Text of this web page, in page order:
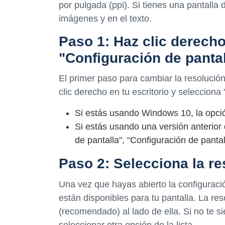
por pulgada (ppi). Si tienes una pantalla
imágenes y en el texto.
Paso 1: Haz clic
"Configuración de
El primer paso para cambiar la
clic derecho en tu escritorio y
Si estás usando Windows 10, la
Si estás usando una versión
de pantalla", "Configuración de
Paso 2: Selecciona la
Una vez que hayas abierto la
están disponibles para tu pantalla. La
(recomendado) al lado de ella. Si no te